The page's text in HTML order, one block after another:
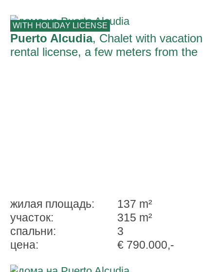
WITH HOLIDAY LICENSE
Puerto Alcudia, Chalet with vacation
rental license, a few meters from the
жилая площадь:
137 m²
участок:
315 m²
спальни:
3
ценa:
€ 790.000,-